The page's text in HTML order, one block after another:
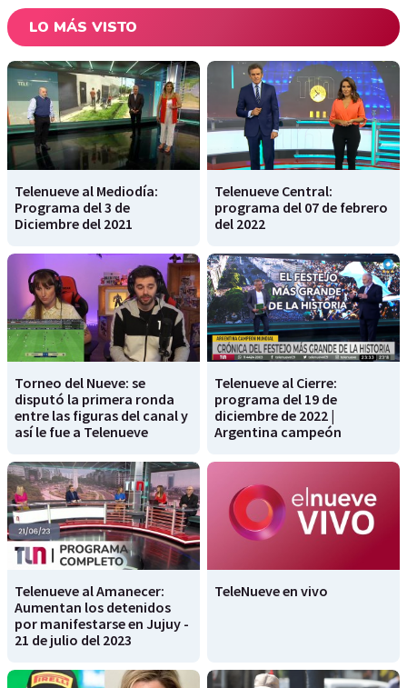
LO MÁS VISTO
Telenueve al Mediodía:
Programa del 3 de
Diciembre del 2021
Telenueve Central:
programa del 07 de febrero
del 2022
Torneo del Nueve: se
disputó la primera ronda
entre las figuras del canal y
así le fue a Telenueve
Telenueve al Cierre:
programa del 19 de
diciembre de 2022 |
Argentina campeón
Telenueve al Amanecer:
Aumentan los detenidos
por manifestarse en Jujuy -
21 de julio del 2023
TeleNueve en vivo